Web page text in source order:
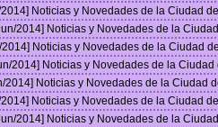
Noticias y Novedades de la Ciudad
2014] Noticias y Novedades de la
2014] Noticias y Novedades de la Ciudad
2014] Noticias y Novedades de la
2014] Noticias y Novedades de la Ciudad
Noticias y Novedades de la Ciudad
2014] Noticias y Novedades de la